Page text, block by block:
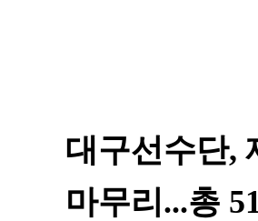
대구선수단,
마무리...총